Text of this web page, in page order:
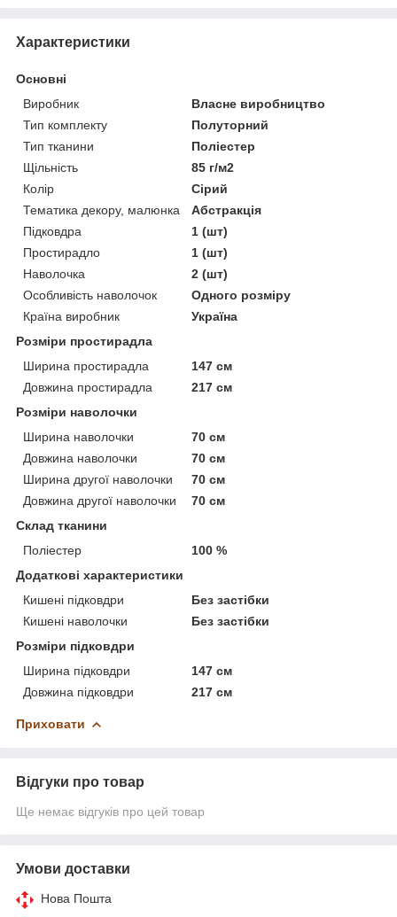
Характеристики
Основні
Виробник
Власне виробництво
Тип комплекту
Полуторний
Тип тканини
Поліестер
Щільність
85 г/м2
Колір
Сірий
Тематика декору, малюнка
Абстракція
Підковдра
1 (шт)
Простирадло
1 (шт)
Наволочка
2 (шт)
Особливість наволочок
Одного розміру
Країна виробник
Україна
Розміри простирадла
Ширина простирадла
147 см
Довжина простирадла
217 см
Розміри наволочки
Ширина наволочки
70 см
Довжина наволочки
70 см
Ширина другої наволочки
70 см
Довжина другої наволочки
70 см
Склад тканини
Поліестер
100 %
Додаткові характеристики
Кишені підковдри
Без застібки
Кишені наволочки
Без застібки
Розміри підковдри
Ширина підковдри
147 см
Довжина підковдри
217 см
Приховати
Відгуки про товар
Ще немає відгуків про цей товар
Умови доставки
Нова Пошта